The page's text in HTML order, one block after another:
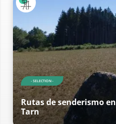
- SELECTION -
Rutas de senderismo en
Tarn